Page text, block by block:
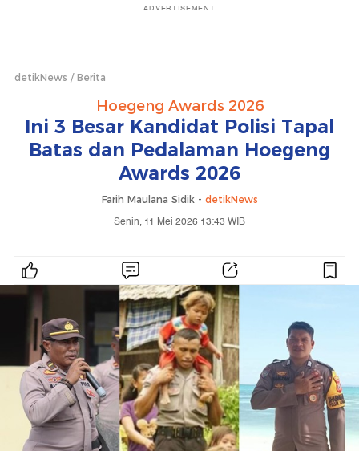
ADVERTISEMENT
detikNews Berita
Hoegeng Awards 2026
Ini 3 Besar Kandidat Polisi Tapal
Batas dan Pedalaman Hoegeng
Awards 2026
Farih Maulana Sidik - detikNews
Senin, 11 Mei 2026 13:43 WIB